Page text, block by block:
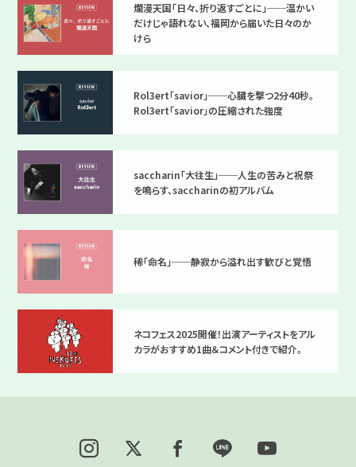
爛漫天国「日々、折り返すごとに」──温かい
だけじゃ語れない、福岡から届いた日々のか
けら
Rol3ert「savior」──心臓を撃つ2分40秒。
Rol3ert「savior」の圧縮された強度
saccharin「大往生」──人生の苦みと祝祭
を鳴らす、saccharinの初アルバム
稀「命名」──静寂から溢れ出す歓びと覚悟
ネコフェス2025開催！出演アーティストをアル
カラがおすすめ1曲＆コメント付きで紹介。